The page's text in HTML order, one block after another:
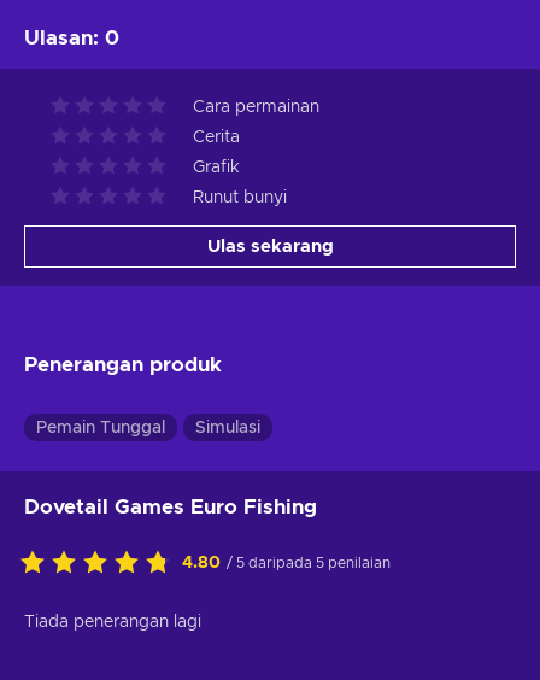
Ulasan: 0
Cara permainan
Cerita
Grafik
Runut bunyi
Ulas sekarang
Penerangan produk
Pemain Tunggal Simulasi
Dovetail Games Euro Fishing
4.80 / 5 daripada 5 penilaian
Tiada penerangan lagi